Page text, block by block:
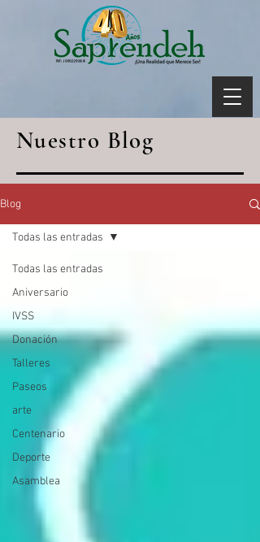
Nuestro Blog
Blog
Todas las entradas
Aniversario
IVSS
Donación
Talleres
Paseos
arte
Centenario
Deporte
Asamblea
Todas las entradas